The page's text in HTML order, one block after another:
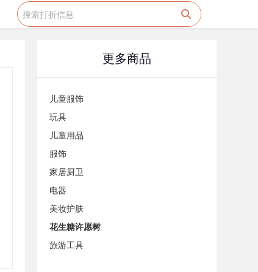
更多商品
儿童服饰
玩具
儿童用品
服饰
家居厨卫
电器
美妆护肤
花生糖许愿树
旅游工具